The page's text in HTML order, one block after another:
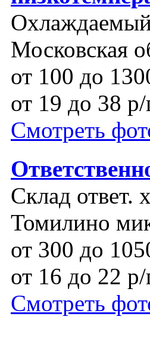
Охлаждаемый
Московская
от 100 до
от 19 до 38 р/
Смотреть
Склад ответ.
Томилино
от 300 до
от 16 до 22 р/
Смотреть